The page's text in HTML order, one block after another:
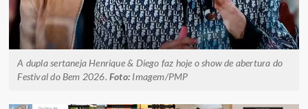
A dupla sertaneja Henrique & Diego faz hoje o show de abertura do
Festival do Bem 2026.Foto: Imagem/PMP